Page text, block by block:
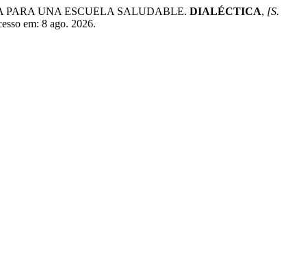
PARA UNA ESCUELA SALUDABLE. DIALÉCTICA, [S.
em: 8 ago. 2026.